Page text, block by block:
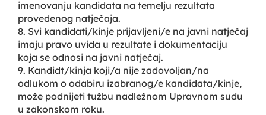
imenovanju kandidata na temelju rezultata
provedenog natječaja.
8. Svi kandidati/kinje prijavljeni/e na javni natječaj
imaju pravo uvida u rezultate i dokumentaciju
koja se odnosi na javni natječaj.
9. Kandidt/kinja koji/a nije zadovoljan/na
odlukom o odabiru izabranog/e kandidata/kinje,
može podnijeti tužbu nadležnom Upravnom sudu
u zakonskom roku.